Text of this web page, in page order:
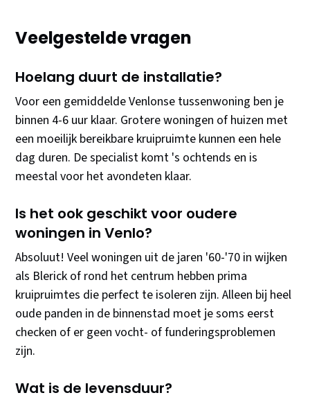
Veelgestelde vragen
Hoelang duurt de installatie?
Voor een gemiddelde Venlonse tussenwoning ben je
binnen 4-6 uur klaar. Grotere woningen of huizen met
een moeilijk bereikbare kruipruimte kunnen een hele
dag duren. De specialist komt 's ochtends en is
meestal voor het avondeten klaar.
Is het ook geschikt voor oudere
woningen in Venlo?
Absoluut! Veel woningen uit de jaren '60-'70 in wijken
als Blerick of rond het centrum hebben prima
kruipruimtes die perfect te isoleren zijn. Alleen bij heel
oude panden in de binnenstad moet je soms eerst
checken of er geen vocht- of funderingsproblemen
zijn.
Wat is de levensduur?